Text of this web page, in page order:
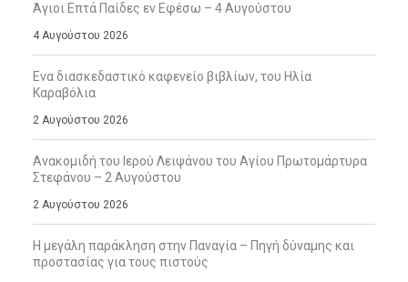
Άγιοι Επτά Παίδες εν Εφέσω – 4 Αυγούστου
4 Αυγούστου 2026
Ενα διασκεδαστικό καφενείο βιβλίων, του Ηλία
Καραβόλια
2 Αυγούστου 2026
Ανακομιδή του Ιερού Λειψάνου του Αγίου Πρωτομάρτυρα
Στεφάνου – 2 Αυγούστου
2 Αυγούστου 2026
Η μεγάλη παράκληση στην Παναγία – Πηγή δύναμης και
προστασίας για τους πιστούς